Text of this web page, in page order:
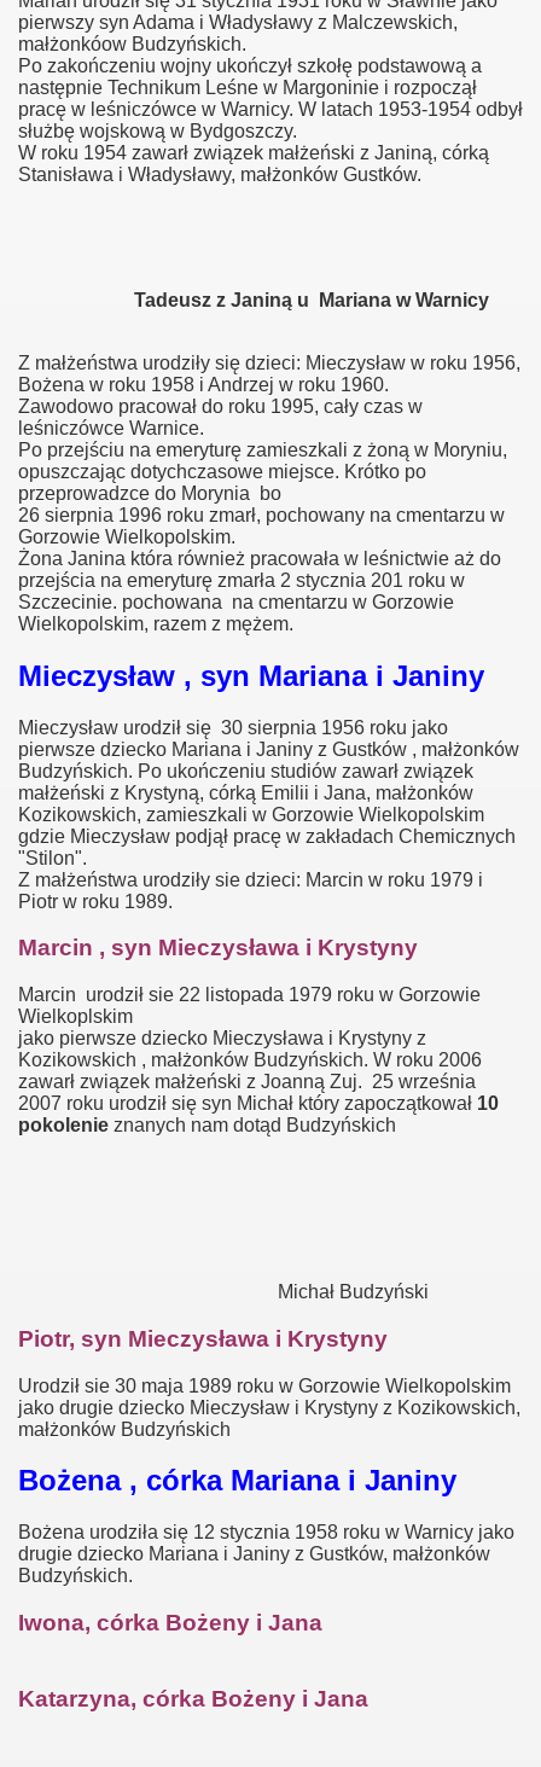
pierwszy syn Adama i Władysławy z Malczewskich,
małżonkóow Budzyńskich.
Po zakończeniu wojny ukończył szkołę podstawową a
następnie Technikum Leśne w Margoninie i rozpoczął
pracę w leśniczówce w Warnicy. W latach 1953-1954 odbył
służbę wojskową w Bydgoszczy.
W roku 1954 zawarł związek małżeński z Janiną, córką
Stanisława i Władysławy, małżonków Gustków.
Tadeusz z Janiną u Mariana w Warnicy
Z małżeństwa urodziły się dzieci: Mieczysław w roku 1956,
Bożena w roku 1958 i Andrzej w roku 1960.
Zawodowo pracował do roku 1995, cały czas w
leśniczówce Warnice.
Po przejściu na emeryturę zamieszkali z żoną w Moryniu,
opuszczając dotychczasowe miejsce. Krótko po
przeprowadzce do Morynia bo
26 sierpnia 1996 roku zmarł, pochowany na cmentarzu w
Gorzowie Wielkopolskim.
Żona Janina która również pracowała w leśnictwie aż do
przejścia na emeryturę zmarła 2 stycznia 201 roku w
Szczecinie. pochowana na cmentarzu w Gorzowie
Wielkopolskim, razem z mężem.
Mieczysław , syn Mariana i Janiny
Mieczysław urodził się 30 sierpnia 1956 roku jako
pierwsze dziecko Mariana i Janiny z Gustków , małżonków
Budzyńskich. Po ukończeniu studiów zawarł związek
małżeński z Krystyną, córką Emilii i Jana, małżonków
Kozikowskich, zamieszkali w Gorzowie Wielkopolskim
gdzie Mieczysław podjął pracę w zakładach Chemicznych
"Stilon".
Z małżeństwa urodziły sie dzieci: Marcin w roku 1979 i
Piotr w roku 1989.
Marcin , syn Mieczysława i Krystyny
Marcin urodził sie 22 listopada 1979 roku w Gorzowie
Wielkoplskim
jako pierwsze dziecko Mieczysława i Krystyny z
Kozikowskich , małżonków Budzyńskich. W roku 2006
zawarł związek małżeński z Joanną Zuj. 25 września
2007 roku urodził się syn Michał który zapoczątkował 10
pokolenie znanych nam dotąd Budzyńskich
Michał Budzyński
Piotr, syn Mieczysława i Krystyny
Urodził sie 30 maja 1989 roku w Gorzowie Wielkopolskim
jako drugie dziecko Mieczysław i Krystyny z Kozikowskich,
małżonków Budzyńskich
Bożena , córka Mariana i Janiny
Bożena urodziła się 12 stycznia 1958 roku w Warnicy jako
drugie dziecko Mariana i Janiny z Gustków, małżonków
Budzyńskich.
Iwona, córka Bożeny i Jana
Katarzyna, córka Bożeny i Jana